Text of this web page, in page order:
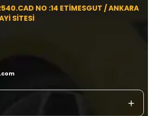
NO :14 ETİMESGUT / ANKARA
SİTESİ